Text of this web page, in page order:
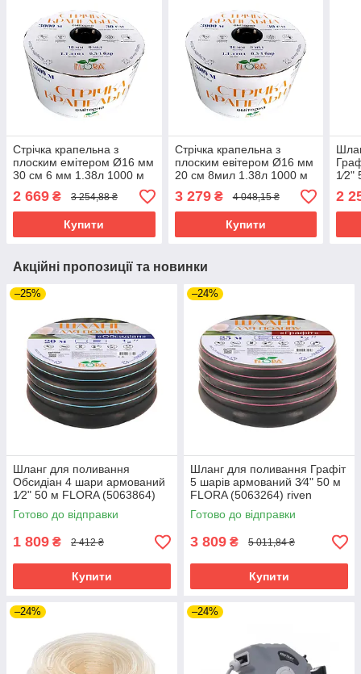
Стрічка крапельна з
плоским емітером Ø16 мм
30 см 6 мм 1.38л 1000 м
FLORA (5076314) riven
2 669 ₴ 3 254,88 ₴
Купити
Стрічка крапельна з
плоским евітером Ø16 мм
20 см 8мил 1.38л 1000 м
FLORA (5076554) riven
3 279₴ 4 048,15 ₴
Купити
2
Акційні пропозиції та новинки
–25%
Шланг для поливання
Обсидіан 4 шари армований
1⁄2" 50 м FLORA (5063864)
riven
Готово до відправки
1 809 ₴ 2 412 ₴
Купити
–24%
Шланг для поливання Графіт
5 шарів армований 3⁄4" 50 м
FLORA (5063264) riven
Готово до відправки
3 809 ₴ 5 011,84 ₴
Купити
–24% –24%